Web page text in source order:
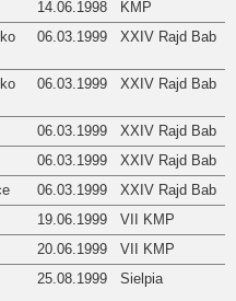
14.06.1998
KMP
06.03.1999 XXIV Rajd Bab
06.03.1999 XXIV Rajd Bab
06.03.1999
XXIV Rajd Bab
06.03.1999
XXIV Rajd Bab
06.03.1999
XXIV Rajd Bab
19.06.1999
VII KMP
20.06.1999
VII KMP
25.08.1999 Sielpia